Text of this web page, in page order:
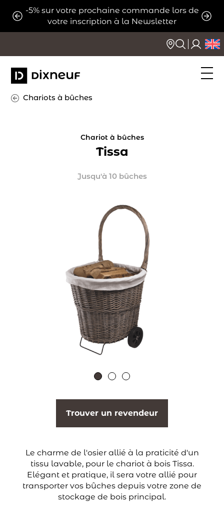
-5% sur votre prochaine commande lors de
votre inscription à la Newsletter
Chariots à bûches
Chariot à bûches
Tissa
Jusqu'à 10 bûches
Trouver un revendeur
Le charme de l'osier allié à la praticité d'un
tissu lavable, pour le chariot à bois Tissa.
Elégant et pratique, il sera votre allié pour
transporter vos bûches depuis votre zone de
stockage de bois principal.